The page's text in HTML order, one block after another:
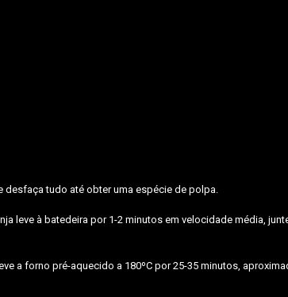
desfaça tudo até obter uma espécie de polpa.
leve à batedeira por 1-2 minutos em velocidade média,
a forno pré-aquecido a 180ºC por 25-35 minutos,